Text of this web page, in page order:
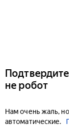
не робот
Нам очень жаль,
автоматические.